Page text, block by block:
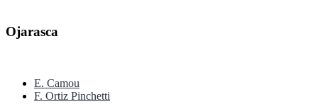
Ojarasca
E. Camou
F. Ortiz Pinchetti